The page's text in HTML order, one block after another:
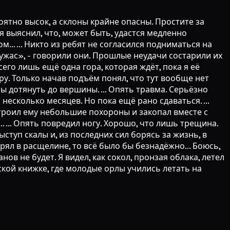
высок, а склоны крайне опасны. Простите за
что, может быть, удастся медленно
... Никто из ребят не согласился подниматься на
- говорили они. Прошлые неудачи состарили их
лишь ещё одна гора, которая ждёт, пока я её
Только начав подъём понял, что тут вообще нет
дотянуть до вершины. ... Опять травма. Серьёзно
месяцев. Но пока ещё рано сдаваться. ...
ему небольшие похороны и закопал вместе с
... Опять повредил ногу. Хорошо, что лишь трещина.
скалы и, из последних сил борясь за жизнь, в
в расщелине, то всё было бы безнадёжно... Боюсь,
не будет. Я видел, как сокол, пронзая облака, летел
книжке, где молодые орлы учились летать на